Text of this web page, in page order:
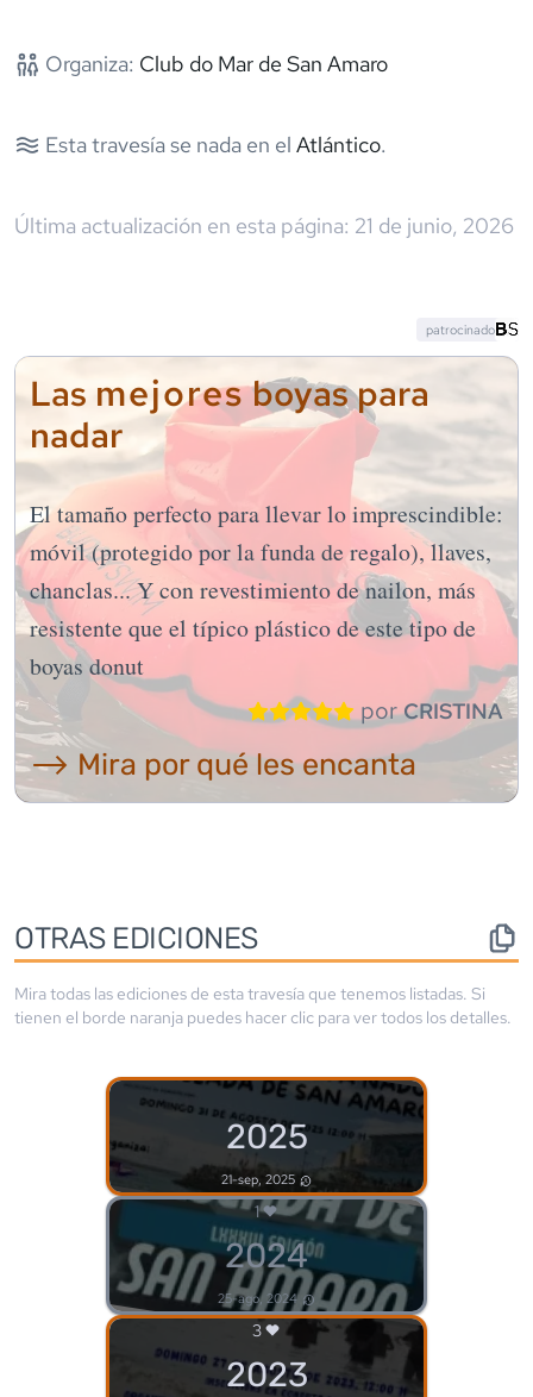
Organiza: Club do Mar de San Amaro
Esta travesía se nada en el Atlántico.
Última actualización en esta página: 21 de junio, 2026
Las mejoresboyas para
nadar
El tamaño perfecto para llevar lo imprescindible:
móvil (protegido por la funda de regalo), llaves,
chanclas... Y con revestimiento de nailon, más
resistente que el típico plástico de este tipo de
boyas donut
porCRISTINA
⟶ Mira por qué les encanta
patrocinado
OTRAS EDICIONES
Mira todas las ediciones de esta travesía que tenemos listadas. Si
tienen el borde naranja puedes hacer clic para ver todos los detalles.
2025
21-sep, 2025
1
2024
25-ago, 2024
3
2023